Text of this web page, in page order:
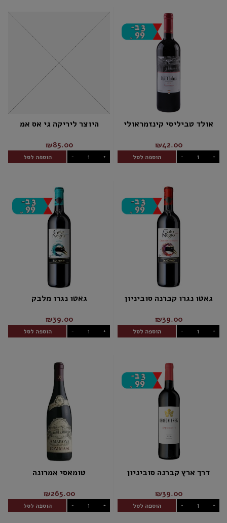
אולד טביליסי קינזמראולי
₪42.00
- + הוספה לסל
היוצר ליריקה גי אס אמ
₪85.00
- + הוספה לסל
גאטו נגרו קברנה סוביניון
₪39.00
- + הוספה לסל
גאטו נגרו מלבק
₪39.00
- + הוספה לסל
דרך ארץ קברנה סוביניון
₪39.00
- + הוספה לסל
טומאסי אמרונה
₪265.00
- + הוספה לסל